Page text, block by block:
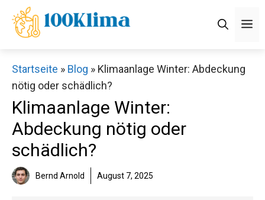
Inhalt
springen
Startseite » Blog » Klimaanlage Winter: Abdeckung
nötig oder schädlich?
Klimaanlage Winter:
Abdeckung nötig oder
schädlich?
Bernd Arnold August 7, 2025